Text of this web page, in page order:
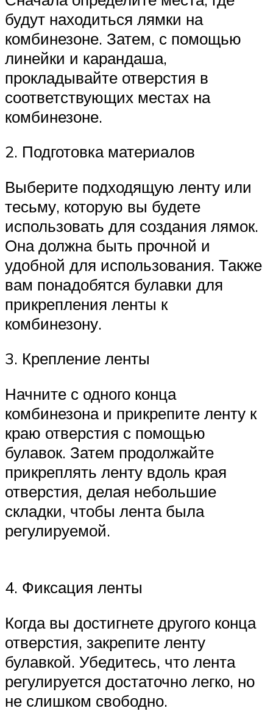
будут находиться лямки на
комбинезоне. Затем, с помощью
линейки и карандаша,
прокладывайте отверстия в
соответствующих местах на
комбинезоне.
2. Подготовка материалов
Выберите подходящую ленту или
тесьму, которую вы будете
использовать для создания лямок.
Она должна быть прочной и
удобной для использования. Также
вам понадобятся булавки для
прикрепления ленты к
комбинезону.
3. Крепление ленты
Начните с одного конца
комбинезона и прикрепите ленту к
краю отверстия с помощью
булавок. Затем продолжайте
прикреплять ленту вдоль края
отверстия, делая небольшие
складки, чтобы лента была
регулируемой.
4. Фиксация ленты
Когда вы достигнете другого конца
отверстия, закрепите ленту
булавкой. Убедитесь, что лента
регулируется достаточно легко, но
не слишком свободно.